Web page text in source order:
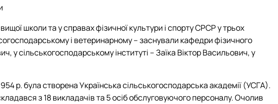
школи та у справах фізичної культури і спорту СРСР у трьох
і ветеринарному – заснували кафедри фізичного
сільськогосподарському інституті – Заїка Віктор Васильович, у
р. була створена Українська сільськогосподарська академії (УСГА).
з 18 викладачів та 5 осіб обслуговуючого персоналу. Очолив